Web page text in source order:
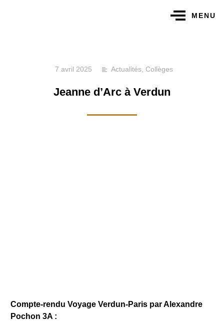
MENU
7 avril 2025 Actualités Collèges
Jeanne d’Arc à Verdun
Compte-rendu Voyage Verdun-Paris par Alexandre
Pochon 3A :